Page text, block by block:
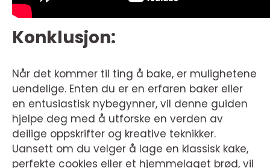
Konklusjon:
Når det kommer til ting å bake, er mulighetene
uendelige. Enten du er en erfaren baker eller
en entusiastisk nybegynner, vil denne guiden
hjelpe deg med å utforske en verden av
deilige oppskrifter og kreative teknikker.
Uansett om du velger å lage en klassisk kake,
perfekte cookies eller et hjemmelaget brød, vil